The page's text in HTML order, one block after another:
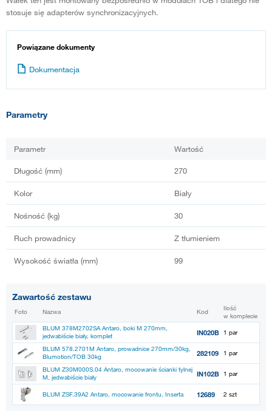
stosuje się adapterów synchronizacyjnych.
Powiązane dokumenty
Dokumentacja
Parametry
Parametr Wartość
Długość (mm) 270
Kolor Biały
Nośność (kg) 30
Ruch prowadnicy Z tłumieniem
Wysokość światła (mm) 99
Zawartość zestawu
Foto Nazwa Kod
Ilość
w komplecie
BLUM 378M2702SA Antaro, boki M 270mm,
jedwabiście biały, komplet
IN020B 1 par
BLUM 578.2701M Antaro, prowadnice 270mm/30kg,
Blumotion/TOB 30kg
282109 1 par
BLUM Z30M000S.04 Antaro, mocowanie ścianki tylnej
M, jedwabiście biały
IN102B 1 par
BLUM ZSF.39A2 Antaro, mocowanie frontu, Inserta 12689 2 szt